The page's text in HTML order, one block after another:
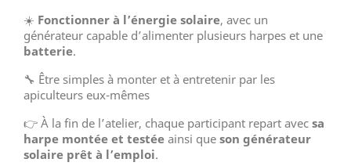
☀️ Fonctionner à l’énergie solaire, avec un
générateur capable d’alimenter plusieurs harpes et une
batterie.
🔧 Être simples à monter et à entretenir par les
apiculteurs eux-mêmes
👉 À la fin de l’atelier, chaque participant repart avec sa
harpe montée et testée ainsi que son générateur
solaire prêt à l’emploi.